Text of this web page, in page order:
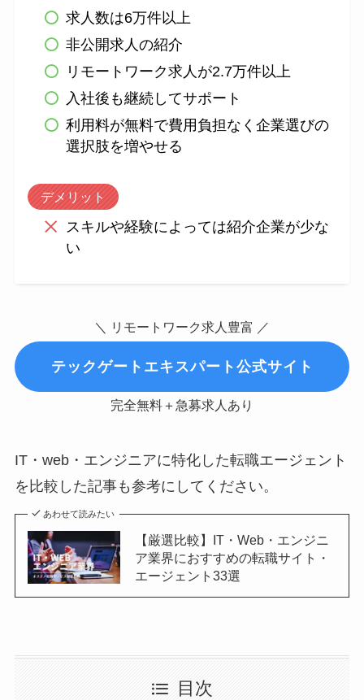
求人数は6万件以上
非公開求人の紹介
リモートワーク求人が2.7万件以上
入社後も継続してサポート
利用料が無料で費用負担なく企業選びの
選択肢を増やせる
デメリット
スキルや経験によっては紹介企業が少な
い
＼ リモートワーク求人豊富 ／
テックゲートエキスパート公式サイト
完全無料＋急募求人あり
IT・web・エンジニアに特化した転職エージェント
を比較した記事も参考にしてください。
あわせて読みたい
【厳選比較】IT・Web・エンジニ
ア業界におすすめの転職サイト・
エージェント33選
目次